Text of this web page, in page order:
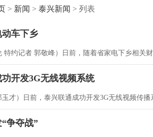
> 新闻 > 泰兴新闻 > 列表
车下乡
约记者 郭敬峰）日前，随着省家电下乡相关
开发3G无线视频系统
才）日前，泰兴联通成功开发3G无线视频传
争夺战”